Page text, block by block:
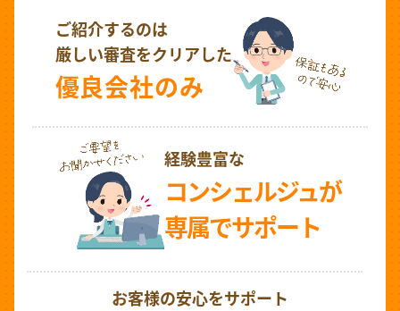
ご紹介するのは
厳しい審査をクリアした
優良会社のみ
経験豊富な
コンシェルジュが
専属でサポート
お客様の安心をサポート